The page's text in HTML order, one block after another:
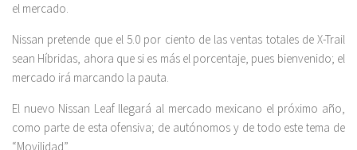
el mercado.
Nissan pretende que el 5.0 por ciento de las ventas totales de X-Trail
sean Híbridas, ahora que si es más el porcentaje, pues bienvenido; el
mercado irá marcando la pauta.
El nuevo Nissan Leaf llegará al mercado mexicano el próximo año,
como parte de esta ofensiva; de autónomos y de todo este tema de
“Movilidad”.